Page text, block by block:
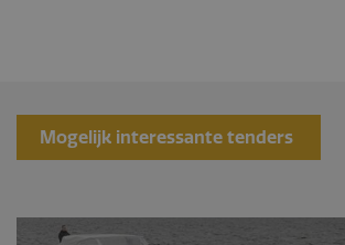
Mogelijk interessante tenders